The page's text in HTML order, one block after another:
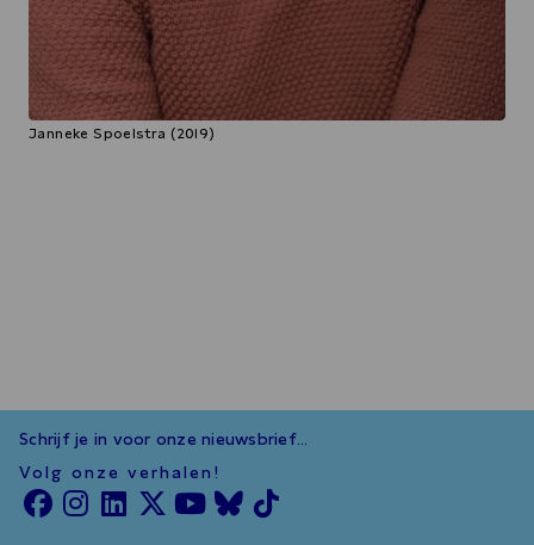
Janneke Spoelstra (2019)
Schrijf je in voor onze nieuwsbrief...
Volg onze verhalen!